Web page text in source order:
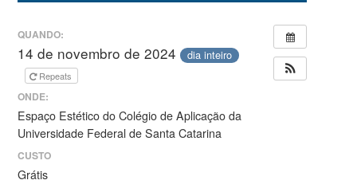
QUANDO:
14 de novembro de 2024 dia inteiro
Repeats
ONDE:
Espaço Estético do Colégio de Aplicação da
Universidade Federal de Santa Catarina
CUSTO
Grátis